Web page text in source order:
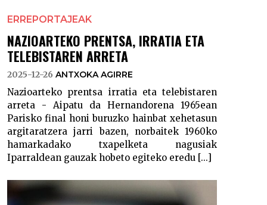
ERREPORTAJEAK
NAZIOARTEKO PRENTSA, IRRATIA ETA
TELEBISTAREN ARRETA
2025-12-26 ANTXOKA AGIRRE
Nazioarteko prentsa irratia eta telebistaren
arreta - Aipatu da Hernandorena 1965ean
Parisko final honi buruzko hainbat xehetasun
argitaratzera jarri bazen, norbaitek 1960ko
hamarkadako txapelketa nagusiak
Iparraldean gauzak hobeto egiteko eredu [...]